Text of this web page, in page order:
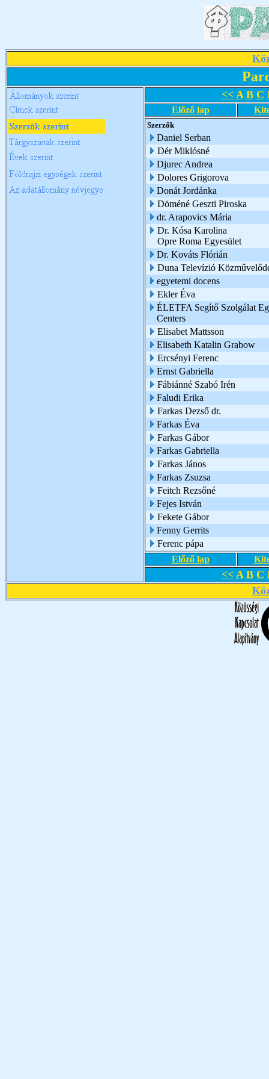
<< A B C
Előző lap
Szerzők
Daniel Serban
Dér Miklósné
Djurec Andrea
Dolores Grigorova
Donát Jordánka
Döméné Geszti Piroska
dr. Arapovics Mária
Dr. Kósa Karolina
Opre Roma Egyesület
Dr. Kováts Flórián
Duna Televízió
egyetemi docens
Ekler Éva
ÉLETFA Segítő Szolgálat
Centers
Elisabet Mattsson
Elisabeth Katalin Grabow
Ercsényi Ferenc
Ernst Gabriella
Fábiánné Szabó Irén
Faludi Erika
Farkas Dezső dr.
Farkas Éva
Farkas Gábor
Farkas Gabriella
Farkas János
Farkas Zsuzsa
Feitch Rezsőné
Fejes István
Fekete Gábor
Fenny Gerrits
Ferenc pápa
Előző lap
<< A B C